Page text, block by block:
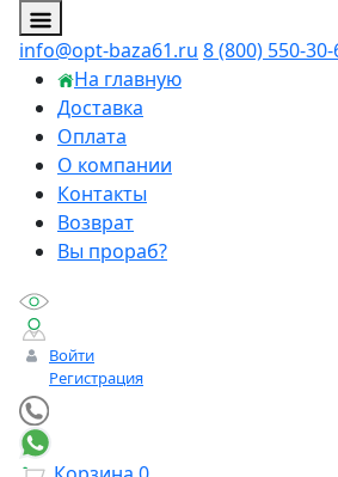
info@opt-baza61.ru 8 (800) 550-
На главную
Доставка
Оплата
О компании
Контакты
Возврат
Вы прораб?
Войти
Регистрация